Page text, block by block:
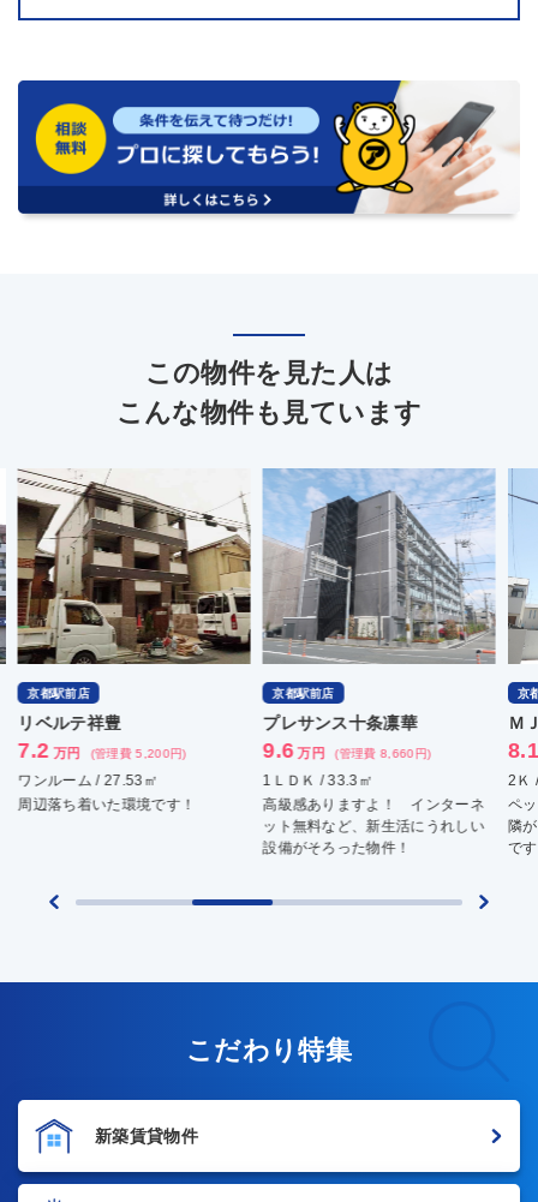
この物件を見た人は
こんな物件も見ています
京都駅前店
リベルテ祥豊
7.2 万円 (管理費 5,200円)
ワンルーム / 27.53㎡
周辺落ち着いた環境です！
京都駅前店
プレサンス十条凛華
9.6 万円 (管理費 8,660円)
1ＬＤＫ / 33.3㎡
高級感ありますよ！ インターネ
ット無料など、新生活にうれしい
設備がそろった物件！
京
Ｍ
2Ｋ
ペ
隣
で
こだわり特集
新築賃貸物件